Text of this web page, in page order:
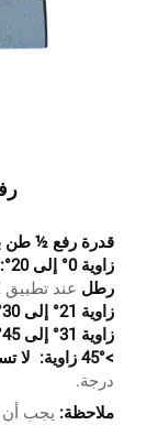
قدرة رفع ½ طن
زاوية 0° إلى 20°:
رطل عند تطبيق القوة
زاوية 21° إلى 30°:
زاوية 31° إلى 45°:
>45° زاوية:
لا
درجة.
ملاحظة: يجب أن